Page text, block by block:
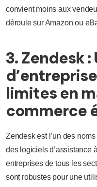
convient moins aux
déroule sur Amazon ou
3. Zendesk
limites en
commerce
Zendesk est l’un des
des logiciels d’assistance
entreprises de tous les
sont robustes pour une